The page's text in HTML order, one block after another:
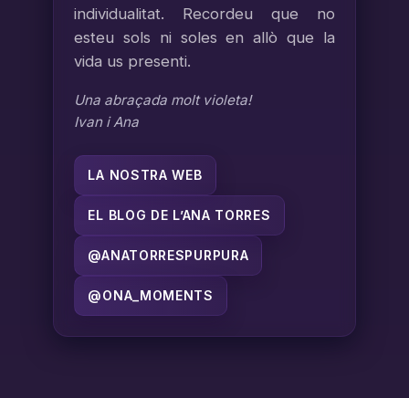
individualitat. Recordeu que no
esteu sols ni soles en allò que la
vida us presenti.
Una abraçada molt violeta!
Ivan i Ana
LA NOSTRA WEB
EL BLOG DE L’ANA TORRES
@ANATORRESPURPURA
@ONA_MOMENTS